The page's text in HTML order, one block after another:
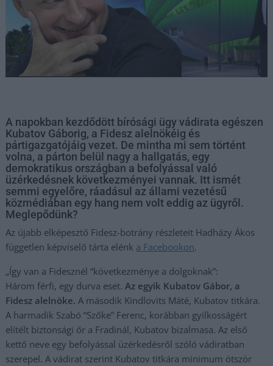
A napokban kezdődött bírósági ügy vádirata egészen
Kubatov Gáborig, a Fidesz alelnökéig és
pártigazgatójáig vezet. De mintha mi sem történt
volna, a párton belül nagy a hallgatás, egy
demokratikus országban a befolyással való
üzérkedésnek következményei vannak. Itt ismét
semmi egyelőre, ráadásul az állami vezetésű
közmédiában egy hang nem volt eddig az ügyről.
Meglepődünk?
Az újabb elképesztő Fidesz-botrány részleteit Hadházy Ákos
független képviselő tárta elénk a Facebookon.
„Így van a Fidesznél “következménye a dolgoknak”:
Három férfi, egy durva eset.Az egyik Kubatov Gábor, a
Fidesz alelnöke. A második Kindlovits Máté, Kubatov titkára.
A harmadik Szabó “Szőke” Ferenc, korábban gyilkosságért
elítélt biztonsági őr a Fradinál, Kubatov bizalmasa. Az első
kettő neve egy befolyással üzérkedésről szóló vádiratban
szerepel. A vádirat szerint Kubatov titkára minimum ötször